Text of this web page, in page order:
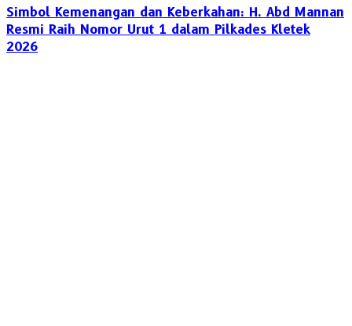
Simbol Kemenangan dan Keberkahan: H. Abd Mannan
Resmi Raih Nomor Urut 1 dalam Pilkades Kletek
2026